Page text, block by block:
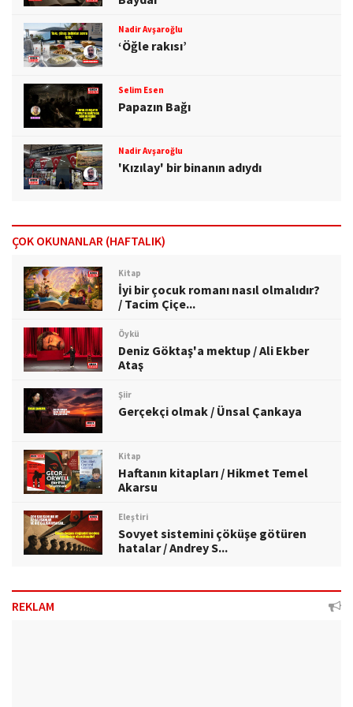
Nadir Avşaroğlu
‘Öğle rakısı’
Selim Esen
Papazın Bağı
Nadir Avşaroğlu
'Kızılay' bir binanın adıydı
ÇOK OKUNANLAR (HAFTALIK)
Kitap
İyi bir çocuk romanı nasıl olmalıdır?
/ Tacim Çiçe...
Öykü
Deniz Göktaş'a mektup / Ali Ekber
Ataş
Şiir
Gerçekçi olmak / Ünsal Çankaya
Kitap
Haftanın kitapları / Hikmet Temel
Akarsu
Eleştiri
Sovyet sistemini çöküşe götüren
hatalar / Andrey S...
REKLAM